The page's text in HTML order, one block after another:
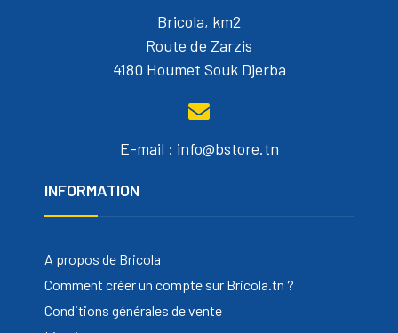
Bricola, km2
Route de Zarzis
4180 Houmet Souk Djerba
E-mail : info@bstore.tn
INFORMATION
A propos de Bricola
Comment créer un compte sur Bricola.tn ?
Conditions générales de vente